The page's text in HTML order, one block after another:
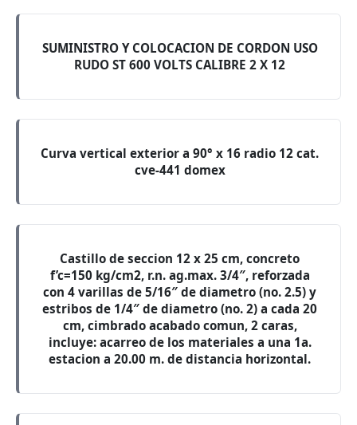
SUMINISTRO Y COLOCACION DE CORDON USO
RUDO ST 600 VOLTS CALIBRE 2 X 12
Curva vertical exterior a 90° x 16 radio 12 cat.
cve-441 domex
Castillo de seccion 12 x 25 cm, concreto
f’c=150 kg/cm2, r.n. ag.max. 3/4″, reforzada
con 4 varillas de 5/16″ de diametro (no. 2.5) y
estribos de 1/4″ de diametro (no. 2) a cada 20
cm, cimbrado acabado comun, 2 caras,
incluye: acarreo de los materiales a una 1a.
estacion a 20.00 m. de distancia horizontal.